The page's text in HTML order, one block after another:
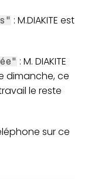
: M.DIAKITE est
: M. DIAKITE
dimanche, ce
le reste
sur ce